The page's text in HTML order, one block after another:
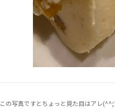
この写真ですとちょっと見た目はアレ